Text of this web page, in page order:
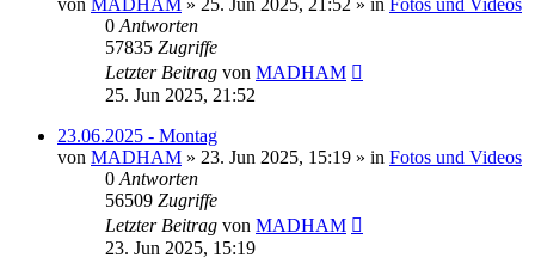
0 Antworten
57835 Zugriffe
Letzter Beitrag von MADHAM
25. Jun 2025, 21:52
23.06.2025 - Montag
von MADHAM » 23. Jun 2025, 15:19 » in Fotos und Videos
0 Antworten
56509 Zugriffe
Letzter Beitrag von MADHAM
23. Jun 2025, 15:19